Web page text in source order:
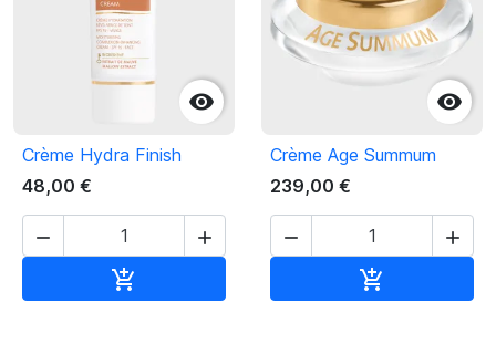

Crème Hydra Finish
48,00 €
 


Crème Age Summum
239,00 €
 
